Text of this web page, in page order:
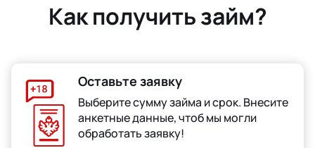
Как получить займ?
Оставьте заявку
Выберите сумму займа и срок. Внесите
анкетные данные, чтоб мы могли
обработать заявку!